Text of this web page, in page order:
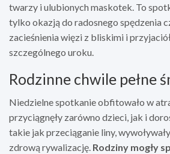
twarzy i ulubionych maskotek. To
tylko okazją do radosnego spędzenia
zacieśnienia więzi z bliskimi i
szczególnego uroku.
Rodzinne chwile pełne
Niedzielne spotkanie obfitowało w
przyciągnęły zarówno dzieci, jak i
takie jak przeciąganie liny,
zdrową rywalizację. Rodziny mogły